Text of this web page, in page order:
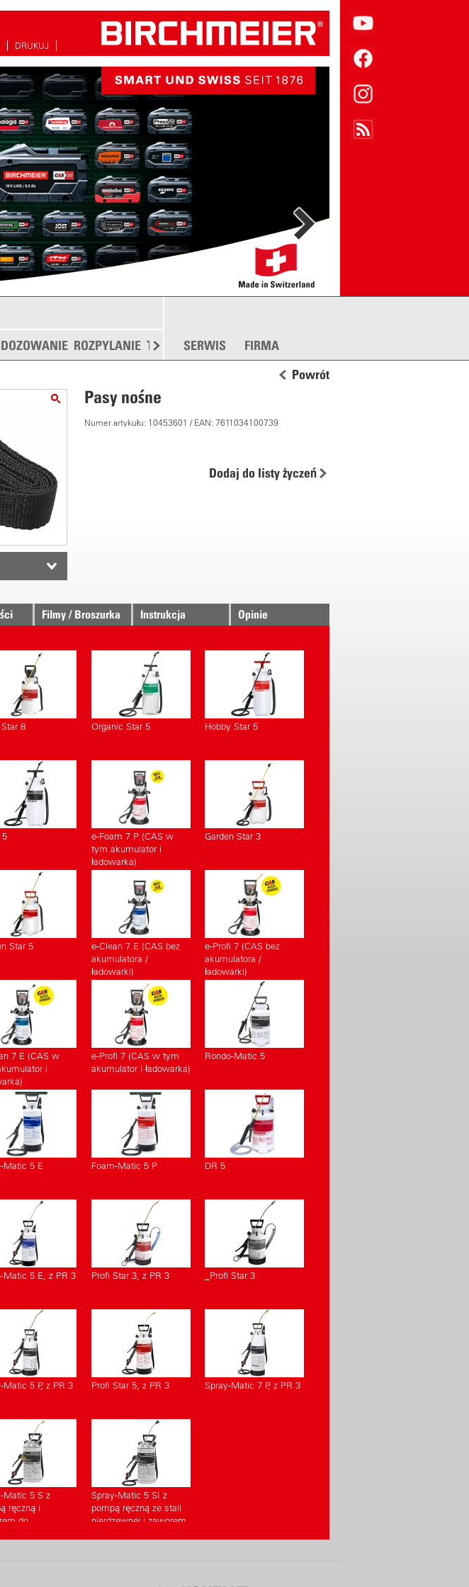
DRUKUJ
DOZOWANIE ROZPYLANIE TANKOWANIE ROZSYPYWANIE
SERWIS FIRMA
Powrót
Pasy nośne
Numer artykułu: 10453601 / EAN: 7611034100739
Dodaj do listy życzeń
Filmy / Broszurka Instrukcja Opinie
8 Organic Star 5 Hobby Star 5
5
e-Foam 7 P (CAS w
tym akumulator i
ładowarka)
Garden Star 3
Star 5
e-Clean 7 E (CAS bez
akumulatora /
ładowarki)
e-Profi 7 (CAS bez
akumulatora /
ładowarki)
7 E (CAS w
i
e-Profi 7 (CAS w tym
akumulator i ładowarka)
Rondo-Matic 5
Matic 5 E Foam-Matic 5 P DR 5
Matic 5 E, z PR 3 Profi Star 3, z PR 3 _Profi Star 3
Matic 5 P, z PR 3 Profi Star 5, z PR 3 Spray-Matic 7 P, z PR 3
Matic 5 S z
ręczną i
do
Spray-Matic 5 SI z
pompą ręczną ze stali
nierdzewnej i zaworem